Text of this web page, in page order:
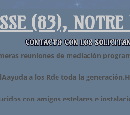
(83), NOTRE
CONTACTO CON LOS
reuniones de mediación
Aayuda a los Rde toda la generación.H
con amigos estelares e